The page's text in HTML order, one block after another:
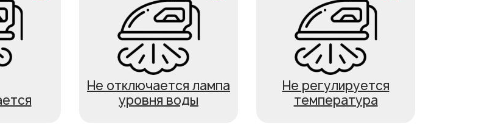
Не отключается лампа
уровня воды
Не регулируется
температура